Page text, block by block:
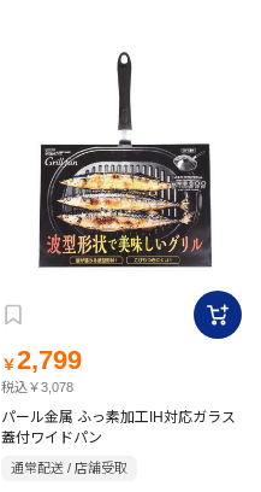
￥2,799
税込￥3,078
パール金属 ふっ素加工IH対応ガラス
蓋付ワイドパン
通常配送 / 店舗受取